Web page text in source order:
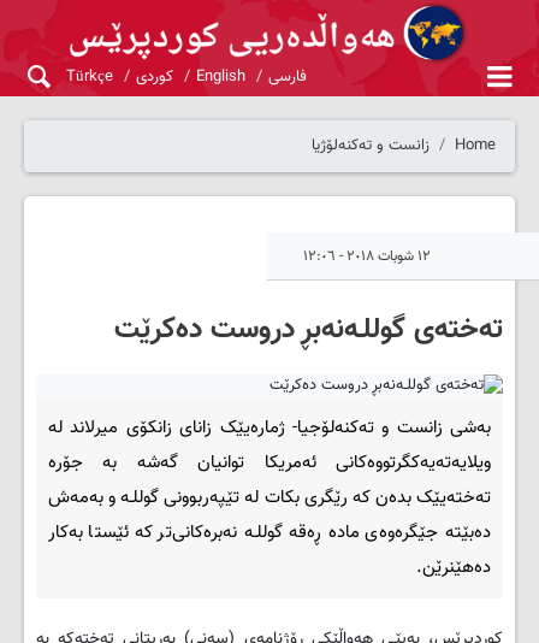
فارسی English کوردی Türkçe
Home زانست و تەکنەلۆژیا
١٢ شوبات ٢٠١٨ - ١٢:٠٦
ته‌خته‌ی گوللـه‌نه‌بڕ دروست ده‌كرێت
به‌شی زانست و ته‌کنه‌لۆجیا- ژماره‌یێک زانای زانكۆی میرلاند له‌
ویلایه‌ته‌یه‌كگرتووه‌كانی ئه‌مریكا توانیان گه‌شه‌ به‌ جۆره‌
ته‌خته‌یێک بده‌ن كه‌ رێگری بكات له‌ تێپه‌ربوونی گوللـه‌ و به‌مه‌ش
ده‌بێته‌ جێگره‌وه‌ی ماده‌ ڕه‌قه‌ گوللـه‌ نه‌بره‌كانی‌تر كه‌ ئێستا به‌كار
ده‌هێنرێن.